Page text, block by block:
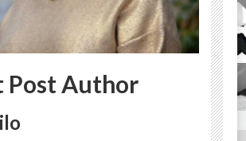
Post Author